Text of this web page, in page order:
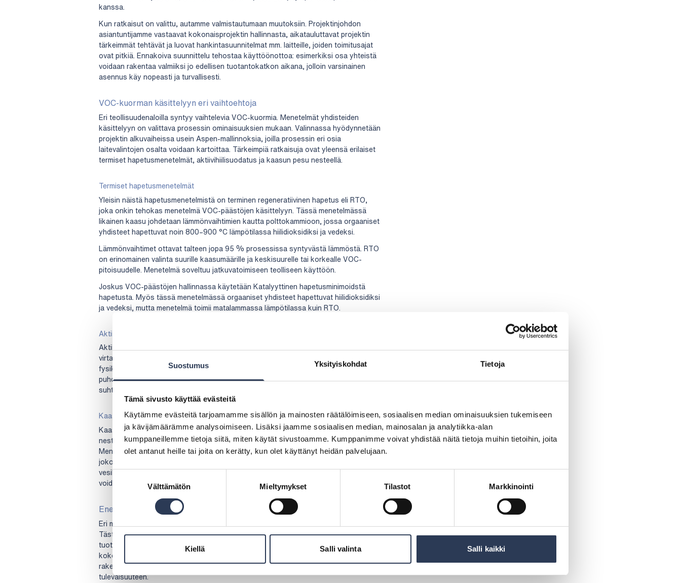
Suostumus Yksityiskohdat Tietoja
Tämä sivusto käyttää evästeitä
Käytämme evästeitä tarjoamamme sisällön ja mainosten räätälöimiseen, sosiaalisen median ominaisuuksien tukemiseen
ja kävijämäärämme analysoimiseen. Lisäksi jaamme sosiaalisen median, mainosalan ja analytiikka-alan
kumppaneillemme tietoja siitä, miten käytät sivustoamme. Kumppanimme voivat yhdistää näitä tietoja muihin tietoihin, joita
olet antanut heille tai joita on kerätty, kun olet käyttänyt heidän palvelujaan.
Suostumuksen
Välttämätön Mieltymykset Tilastot Markkinointi
Kiellä Salli valinta Salli kaikki
kanssa.
Kun ratkaisut on valittu, autamme valmistautumaan muutoksiin. Projektinjohdon
asiantuntijamme vastaavat kokonaisprojektin hallinnasta, aikatauluttavat projektin
tärkeimmät tehtävät ja luovat hankintasuunnitelmat mm. laitteille, joiden toimitusajat
ovat pitkiä. Ennakoiva suunnittelu tehostaa käyttöönottoa: esimerkiksi osa yhteistä
voidaan rakentaa valmiiksi jo edellisen tuotantokatkon aikana, jolloin varsinainen
asennus käy nopeasti ja turvallisesti.
VOC-kuorman käsittelyyn eri vaihtoehtoja
Eri teollisuudenaloilla syntyy vaihtelevia VOC-kuormia. Menetelmät yhdisteiden
käsittelyyn on valittava prosessin ominaisuuksien mukaan. Valinnassa hyödynnetään
projektin alkuvaiheissa usein Aspen-mallinnoksia, joilla prosessin eri osia
laitevalintojen osalta voidaan kartoittaa. Tärkeimpiä ratkaisuja ovat yleensä erilaiset
termiset hapetusmenetelmät, aktiivihiilisuodatus ja kaasun pesu nesteellä.
Termiset hapetusmenetelmät
Yleisin näistä hapetusmenetelmistä on terminen regeneratiivinen hapetus eli RTO,
joka onkin tehokas menetelmä VOC-päästöjen käsittelyyn. Tässä menetelmässä
likainen kaasu johdetaan lämmönvaihtimien kautta polttokammioon, jossa orgaaniset
yhdisteet hapettuvat noin 800–900 °C lämpötilassa hiilidioksidiksi ja vedeksi.
Lämmönvaihtimet ottavat talteen jopa 95 % prosessissa syntyvästä lämmöstä. RTO
on erinomainen valinta suurille kaasumäärille ja keskisuurelle tai korkealle VOC-
pitoisuudelle. Menetelmä soveltuu jatkuvatoimiseen teolliseen käyttöön.
Joskus VOC-päästöjen hallinnassa käytetään Katalyyttinen hapetusminimoidstä
hapetusta. Myös tässä menetelmässä orgaaniset yhdisteet hapettuvat hiilidioksidiksi
ja vedeksi, mutta menetelmä toimii matalammassa lämpötilassa kuin RTO.
Aktiivihiilisuodatus
Aktiivihiili soveltuu hyvin tilanteisiin, joissa VOC-pitoisuudet ovat alhaisia,
virtausvaihtelut suuria tai lämpötilat matalia. Hiili sitoo orgaanisia yhdisteitä
fysikaalisesti huokoiseen pintarakenteeseensa. Kun hiili on kyllästynyt, se voidaan
puhdistaa ja käyttää uudelleen tai vaihtaa uuteen. Menetelmä on energiatehokas ja
suhteellisen yksinkertainen.
Kaasupesurit
Kaasun pesussa ilmavirtauksessa olevat yhdisteet liukenevat tai liuotetaan
nestefaasin aineeseen fysikaalis-kemiallisten ominaisuuksiensa mukaisesti.
Menetelmä soveltuu parhaiten VOC-virtauksiin, joissa yhdisteillä on hyvä liukoisuus
joko öljyyn tai veteen. Vesipesureita käytetään usein esimerkiksi maalauslinjojen
vesiliukoisiin VOC-päästöihin ja elintarviketeollisuudessa, kun taas öljypesureita
voidaan hyödyntää petrokemian, muoviteollisuuden ja säiliökaasujen VOC-virtoihin.
Energiatehokkaita ja kestäviä ratkaisuja
Eri menetelmiä vertaillessa on hyvä huomioida myös ratkaisujen energiatehokkuus.
Tästä Rejlersin asiantuntijoilla on kattava kokemus. Ratkaisuissa voidaan hyödyntää
tuotannossa syntyvää hukkalämpöä, ja vähentää näin sekä
kokonaisenergiankulutusta että puhdistusmenetelmien kustannuksia. Tavoitteena on
rakentaa kokonaisratkaisu, joka minimoi päästöt ja jättää kapasiteettia myös
tulevaisuuteen.